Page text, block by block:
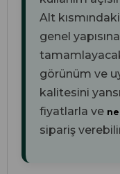
Alt kısmındaki
genel
görünüm ve
kalitesini
fiyatlarla ve
sipariş